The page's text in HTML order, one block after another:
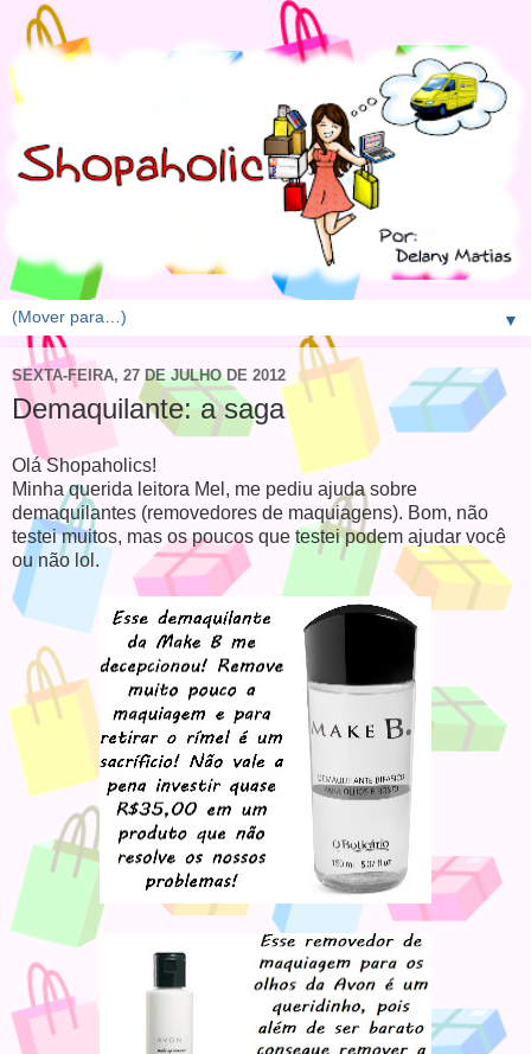
▼
SEXTA-FEIRA, 27 DE JULHO DE 2012
Demaquilante: a saga
Olá Shopaholics!
Minha querida leitora Mel, me pediu ajuda sobre
demaquilantes (removedores de maquiagens). Bom, não
testei muitos, mas os poucos que testei podem ajudar você
ou não lol.